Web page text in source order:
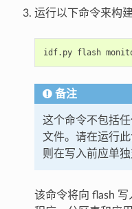
运行以下命令来构
idf.py flash
备注
这个命令不包括
文件。请在运行
则在写入前应单
该命令将向 flash